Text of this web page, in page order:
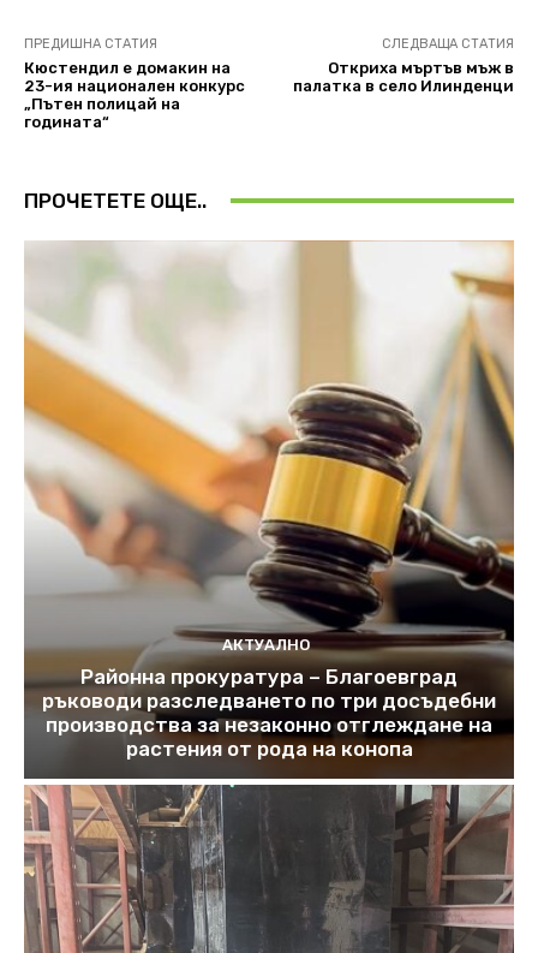
ПРЕДИШНА СТАТИЯ
Кюстендил е домакин на
23-ия национален конкурс
„Пътен полицай на
годината“
СЛЕДВАЩА СТАТИЯ
Откриха мъртъв мъж в
палатка в село Илинденци
ПРОЧЕТЕТЕ ОЩЕ..
АКТУАЛНО
Районна прокуратура – Благоевград
ръководи разследването по три досъдебни
производства за незаконно отглеждане на
растения от рода на конопа